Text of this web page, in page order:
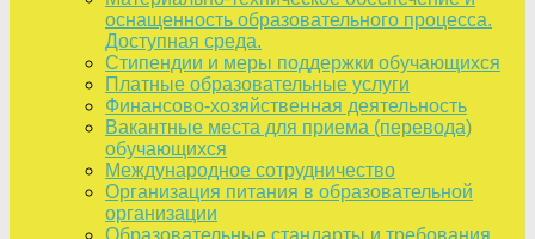
оснащенность образовательного процесса.
Доступная среда.
Стипендии и меры поддержки обучающихся
Платные образовательные услуги
Финансово-хозяйственная деятельность
Вакантные места для приема (перевода)
обучающихся
Международное сотрудничество
Организация питания в образовательной
организации
Образовательные стандарты и требования